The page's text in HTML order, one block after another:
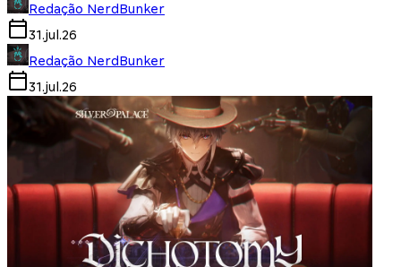
Redação NerdBunker
31.jul.26
Redação NerdBunker
31.jul.26